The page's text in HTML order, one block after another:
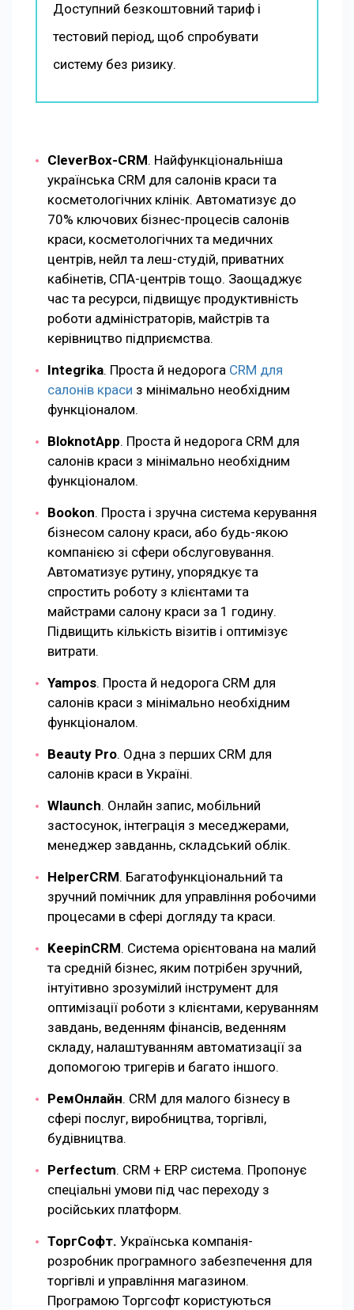
Доступний безкоштовний тариф і
тестовий період, щоб спробувати
систему без ризику.
CleverBox-CRM. Найфункціональніша
українська CRM для салонів краси та
косметологічних клінік. Автоматизує до
70% ключових бізнес-процесів салонів
краси, косметологічних та медичних
центрів, нейл та леш-студій, приватних
кабінетів, СПА-центрів тощо. Заощаджує
час та ресурси, підвищує продуктивність
роботи адміністраторів, майстрів та
керівництво підприємства.
Integrika. Проста й недорога CRM для
салонів краси з мінімально необхідним
функціоналом.
BloknotApp. Проста й недорога CRM для
салонів краси з мінімально необхідним
функціоналом.
Bookon. Проста і зручна система керування
бізнесом салону краси, або будь-якою
компанією зі сфери обслуговування.
Автоматизує рутину, упорядкує та
спростить роботу з клієнтами та
майстрами салону краси за 1 годину.
Підвищить кількість візитів і оптимізує
витрати.
Yampos. Проста й недорога CRM для
салонів краси з мінімально необхідним
функціоналом.
Beauty Pro. Одна з перших CRM для
салонів краси в Україні.
Wlaunch. Онлайн запис, мобільний
застосунок, інтеграція з меседжерами,
менеджер завданнь, складський облік.
HelperCRM. Багатофункціональний та
зручний помічник для управління робочими
процесами в сфері догляду та краси.
KeepinCRM. Система орієнтована на малий
та средній бізнес, яким потрібен зручний,
інтуітивно зрозумілий інструмент для
оптимізації роботи з клієнтами, керуванням
завдань, веденням фінансів, веденням
складу, налаштуванням автоматизації за
допомогою тригерів и багато іншого.
РемОнлайн. CRM для малого бізнесу в
сфері послуг, виробництва, торгівлі,
будівництва.
Perfectum. CRM + ERP система. Пропонує
спеціальні умови під час переходу з
російських платформ.
ТоргСофт. Українська компанія-
розробник програмного забезпечення для
торгівлі и управління магазином.
Програмою Торгсофт користуються